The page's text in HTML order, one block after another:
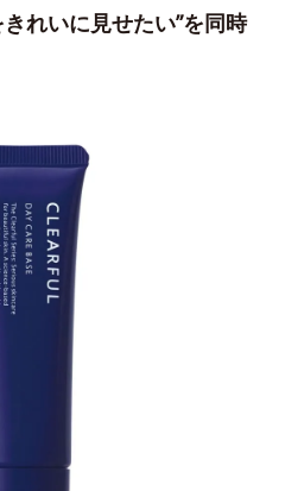
れいに見せたい”を同時